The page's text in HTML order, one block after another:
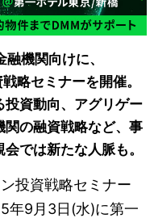
機関向けに、
略セミナーを開催。
投資動向、アグリゲー
関の融資戦略など、事
では新たな人脈も。
投資戦略セミナー
年9月3日(水)に第一